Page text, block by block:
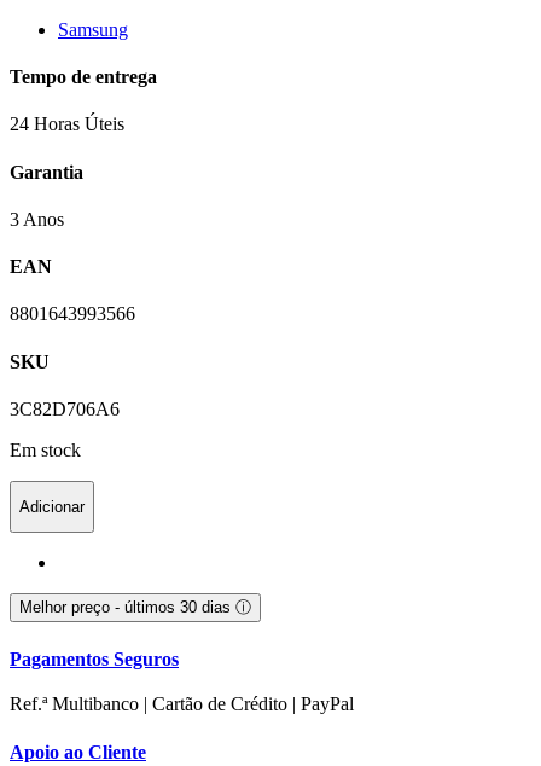
Samsung
Tempo de entrega
24 Horas Úteis
Garantia
3 Anos
EAN
8801643993566
SKU
3C82D706A6
Em stock
Adicionar
Melhor preço - últimos 30 dias ⓘ
Pagamentos Seguros
Ref.ª Multibanco | Cartão de Crédito | PayPal
Apoio ao Cliente